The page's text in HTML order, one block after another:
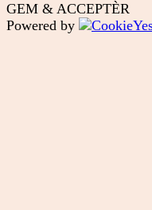
GEM & ACCEPTÈR
Powered by